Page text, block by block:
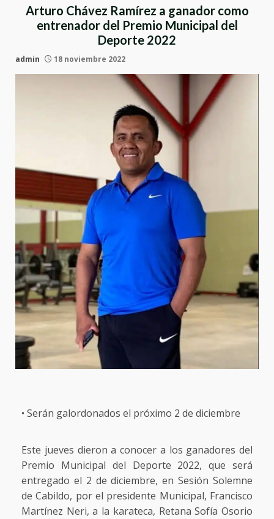
Arturo Chávez Ramírez a ganador como
entrenador del Premio Municipal del
Deporte 2022
admin 18 noviembre 2022
• Serán galordonados el próximo 2 de diciembre
Este jueves dieron a conocer a los ganadores del
Premio Municipal del Deporte 2022, que será
entregado el 2 de diciembre, en Sesión Solemne
de Cabildo, por el presidente Municipal, Francisco
Martínez Neri, a la karateca, Retana Sofía Osorio